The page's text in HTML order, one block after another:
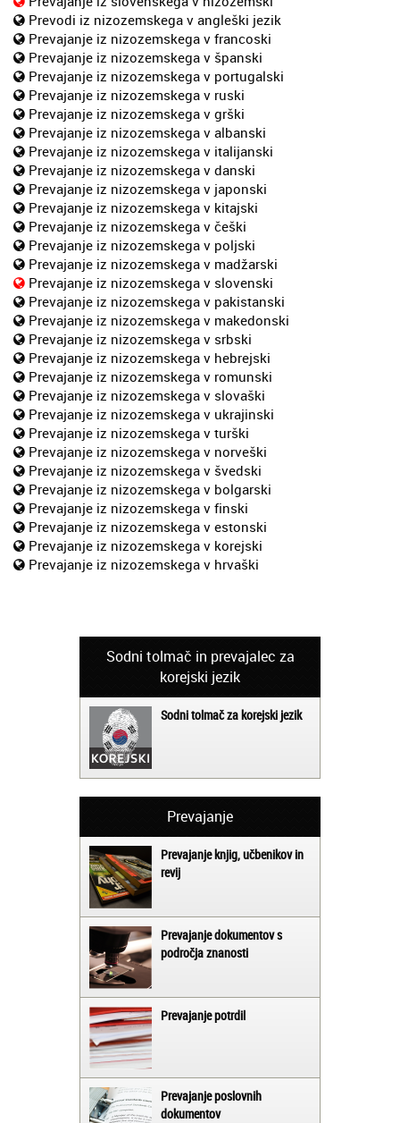
Prevodi iz nizozemskega v angleški jezik
Prevajanje iz nizozemskega v francoski
Prevajanje iz nizozemskega v španski
Prevajanje iz nizozemskega v portugalski
Prevajanje iz nizozemskega v ruski
Prevajanje iz nizozemskega v grški
Prevajanje iz nizozemskega v albanski
Prevajanje iz nizozemskega v italijanski
Prevajanje iz nizozemskega v danski
Prevajanje iz nizozemskega v japonski
Prevajanje iz nizozemskega v kitajski
Prevajanje iz nizozemskega v češki
Prevajanje iz nizozemskega v poljski
Prevajanje iz nizozemskega v madžarski
Prevajanje iz nizozemskega v slovenski
Prevajanje iz nizozemskega v pakistanski
Prevajanje iz nizozemskega v makedonski
Prevajanje iz nizozemskega v srbski
Prevajanje iz nizozemskega v hebrejski
Prevajanje iz nizozemskega v romunski
Prevajanje iz nizozemskega v slovaški
Prevajanje iz nizozemskega v ukrajinski
Prevajanje iz nizozemskega v turški
Prevajanje iz nizozemskega v norveški
Prevajanje iz nizozemskega v švedski
Prevajanje iz nizozemskega v bolgarski
Prevajanje iz nizozemskega v finski
Prevajanje iz nizozemskega v estonski
Prevajanje iz nizozemskega v korejski
Prevajanje iz nizozemskega v hrvaški
Sodni tolmač in prevajalec za
korejski jezik
Sodni tolmač za korejski jezik
Prevajanje
Prevajanje knjig, učbenikov in
revij
Prevajanje dokumentov s
področja znanosti
Prevajanje potrdil
Prevajanje poslovnih
dokumentov